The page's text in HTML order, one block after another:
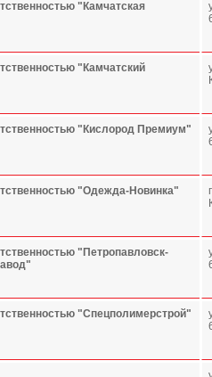
"Камчатская
"Камчатский
"Кислород Премиум"
"Одежда-Новинка"
"Петропавловск-
"Спецполимерстрой"